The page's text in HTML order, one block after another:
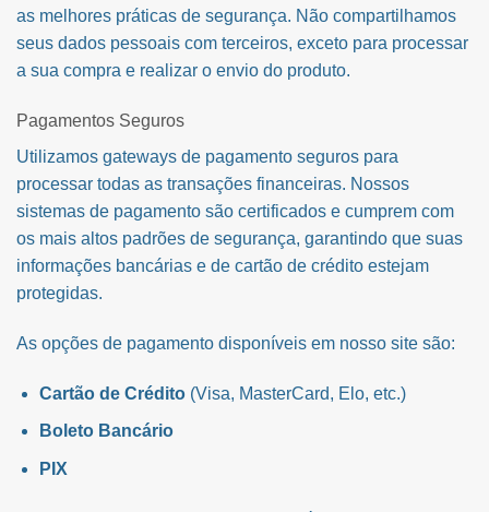
as melhores práticas de segurança. Não compartilhamos
seus dados pessoais com terceiros, exceto para processar
a sua compra e realizar o envio do produto.
Pagamentos Seguros
Utilizamos gateways de pagamento seguros para
processar todas as transações financeiras. Nossos
sistemas de pagamento são certificados e cumprem com
os mais altos padrões de segurança, garantindo que suas
informações bancárias e de cartão de crédito estejam
protegidas.
As opções de pagamento disponíveis em nosso site são:
Cartão de Crédito(Visa, MasterCard, Elo, etc.)
Boleto Bancário
PIX